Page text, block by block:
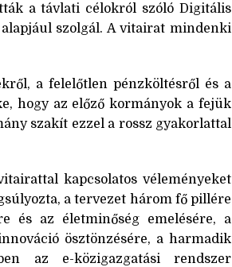
a távlati célokról szóló Digitális
szolgál. A vitairat mindenki
a felelőtlen pénzköltésről és a
hogy az előző kormányok a fejük
szakít ezzel a rossz gyakorlattal
kapcsolatos véleményeket
a tervezet három fő pillére
és az életminőség emelésére, a
ösztönzésére, a harmadik
az e-közigazgatási rendszer